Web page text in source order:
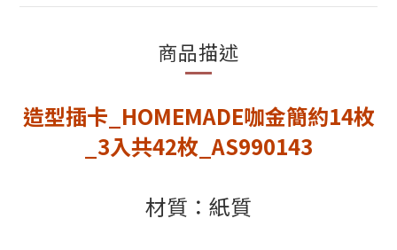
商品描述
造型插卡_HOMEMADE咖金簡約14枚
_3入共42枚_AS990143
材質：紙質